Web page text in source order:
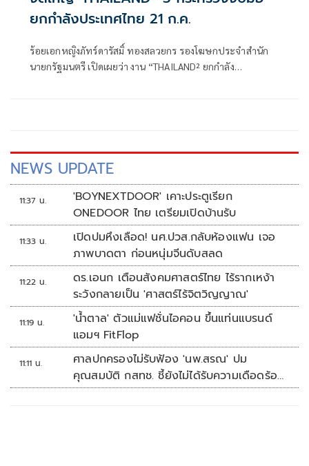
ยกกำลังประเทศไทย 21 ก.ค.
ร้อยเอกหญิงภัทร์ดารัสมิ์ ทองสลวยกร รองโฆษกประจำสำนัก
นายกรัฐมนตรี เปิดเผยว่า งาน “THAILAND² ยกกำลัง
NEWS UPDATE
11:37 น.
'BOYNEXTDOOR' เคาะประตูเรียก
ONEDOOR ไทย เตรียมเปิดบ้านรับ
11:33 น.
เปิดปมหึงเลือด! นศ.ปวส.กลับห้องแฟน เจอ
ภาพบาดตา ก่อนหนุ่มจีนดับสลด
11:22 น.
ดร.เอนก เตือนสังคมศาสตร์ไทย ไร้รากเหง้า
ระวังกลายเป็น 'ศาสตร์ไร้จิตวิญญาณ'
11:19 น.
'น้ำตาล' ตัวแม่แฟชั่นไอคอน ขึ้นแท่นแบรนด์
แอมฯ FitFlop
11:11 น.
ศาลปกครองไม่รับฟ้อง 'นพ.สรณ' ปม
คุณสมบัติ กสทช. ชี้ยังไม่ได้รับความเดือดร้อน
เสียหาย